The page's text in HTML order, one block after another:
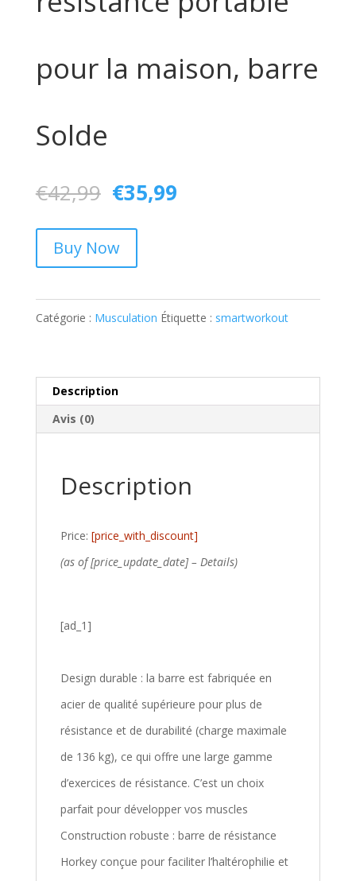
pour la maison, barre
Solde
€42,99 Le
initial
était :
€42,99.
€35,99Le
€35,99.
Buy Now
Catégorie : Musculation Étiquette : smartworkout
Description
Avis (0)
Description
Price: [price_with_discount]
(as of [price_update_date] – Details)
[ad_1]
Design durable : la barre est fabriquée en
acier de qualité supérieure pour plus de
résistance et de durabilité (charge maximale
de 136 kg), ce qui offre une large gamme
d’exercices de résistance. C’est un choix
parfait pour développer vos muscles
Construction robuste : barre de résistance
Horkey conçue pour faciliter l’haltérophilie et